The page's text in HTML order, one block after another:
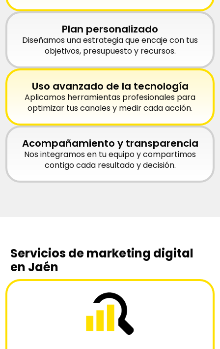
Plan personalizado
Diseñamos una estrategia que encaje con tus
objetivos, presupuesto y recursos.
Uso avanzado de la tecnología
Aplicamos herramientas profesionales para
optimizar tus canales y medir cada acción.
Acompañamiento y transparencia
Nos integramos en tu equipo y compartimos
contigo cada resultado y decisión.
Servicios de marketing digital
en Jaén